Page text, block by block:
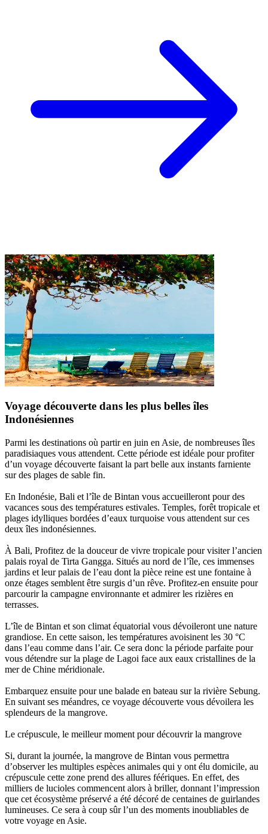
Voyage découverte dans les plus belles îles
Indonésiennes
Parmi les destinations où partir en juin en Asie, de nombreuses îles
paradisiaques vous attendent. Cette période est idéale pour profiter
d’un voyage découverte faisant la part belle aux instants farniente
sur des plages de sable fin.
En Indonésie, Bali et l’île de Bintan vous accueilleront pour des
vacances sous des températures estivales. Temples, forêt tropicale et
plages idylliques bordées d’eaux turquoise vous attendent sur ces
deux îles indonésiennes.
À Bali, Profitez de la douceur de vivre tropicale pour visiter l’ancien
palais royal de Tirta Gangga. Situés au nord de l’île, ces immenses
jardins et leur palais de l’eau dont la pièce reine est une fontaine à
onze étages semblent être surgis d’un rêve. Profitez-en ensuite pour
parcourir la campagne environnante et admirer les rizières en
terrasses.
L’île de Bintan et son climat équatorial vous dévoileront une nature
grandiose. En cette saison, les températures avoisinent les 30 °C
dans l’eau comme dans l’air. Ce sera donc la période parfaite pour
vous détendre sur la plage de Lagoi face aux eaux cristallines de la
mer de Chine méridionale.
Embarquez ensuite pour une balade en bateau sur la rivière Sebung.
En suivant ses méandres, ce voyage découverte vous dévoilera les
splendeurs de la mangrove.
Le crépuscule, le meilleur moment pour découvrir la mangrove
Si, durant la journée, la mangrove de Bintan vous permettra
d’observer les multiples espèces animales qui y ont élu domicile, au
crépuscule cette zone prend des allures féériques. En effet, des
milliers de lucioles commencent alors à briller, donnant l’impression
que cet écosystème préservé a été décoré de centaines de guirlandes
lumineuses. Ce sera à coup sûr l’un des moments inoubliables de
votre voyage en Asie.